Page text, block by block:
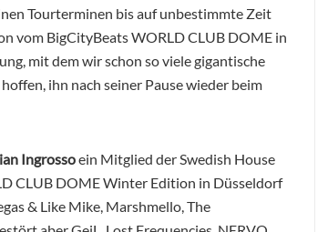
Tourterminen bis auf unbestimmte Zeit
vom BigCityBeats WORLD CLUB DOME in
mit dem wir schon so viele gigantische
ihn nach seiner Pause wieder beim
Ingrossoein Mitglied der Swedish House
CLUB DOME Winter Edition in Düsseldorf
& Like Mike, Marshmello, The